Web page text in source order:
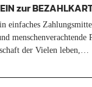
zur
einfaches
der Vielen leben,…